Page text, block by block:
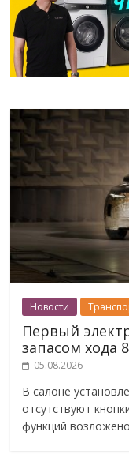
Новости
Первый
запасом хода
05.08.2026
В салоне
отсутствуют
функций